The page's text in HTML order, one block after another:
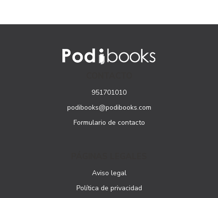
951701010
podibooks@podibooks.com
Formulario de contacto
Aviso legal
Política de privacidad